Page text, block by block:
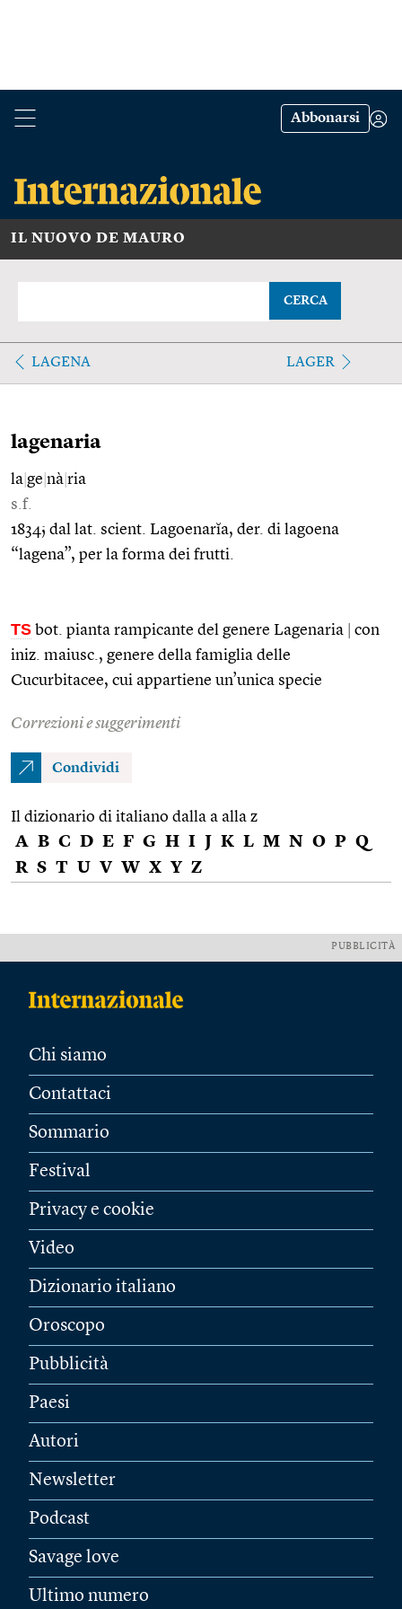
Abbonarsi
IL NUOVO DE MAURO
CERCA
LAGENA LAGER
lagenaria
la ge nà ria
s.f.
1834; dal lat. scient. Lagoenarĭa, der. di lagoena
“lagena”, per la forma dei frutti.
TS bot. pianta rampicante del genere Lagenaria
con
iniz. maiusc., genere della famiglia delle
Cucurbitacee, cui appartiene un’unica specie
Correzioni e suggerimenti
Condividi
Il dizionario di italiano dalla a alla z
A B C D E F G H I J K L M N O P Q
R S T U V W X Y Z
PUBBLICITÀ
Chi siamo
Contattaci
Sommario
Festival
Privacy e cookie
Video
Dizionario italiano
Oroscopo
Pubblicità
Paesi
Autori
Newsletter
Podcast
Savage love
Ultimo numero